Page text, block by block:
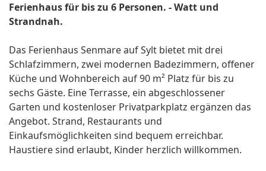
Ferienhaus für bis zu 6 Personen. - Watt und
Strandnah.
Das Ferienhaus Senmare auf Sylt bietet mit drei
Schlafzimmern, zwei modernen Badezimmern, offener
Küche und Wohnbereich auf 90 m² Platz für bis zu
sechs Gäste. Eine Terrasse, ein abgeschlossener
Garten und kostenloser Privatparkplatz ergänzen das
Angebot. Strand, Restaurants und
Einkaufsmöglichkeiten sind bequem erreichbar.
Haustiere sind erlaubt, Kinder herzlich willkommen.